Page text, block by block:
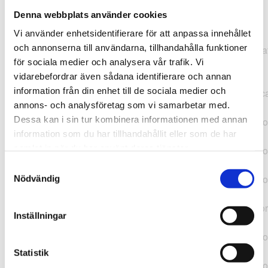
Denna webbplats använder cookies
Vi använder enhetsidentifierare för att anpassa innehållet
och annonserna till användarna, tillhandahålla funktioner
för sociala medier och analysera vår trafik. Vi
vidarebefordrar även sådana identifierare och annan
information från din enhet till de sociala medier och
annons- och analysföretag som vi samarbetar med.
Dessa kan i sin tur kombinera informationen med annan
information som du har tillhandahållit eller som de har
Nödvändig
Inställningar
Statistik
TypeError: "".concat(...).concat(...).replaceAll is not a
function at
https://webshop.pressbyran.se/_next/static/chunks/pages/
b1763451a2186f9e.js:1:11050 at Array.map
(<anonymous>) at K
(https://webshop.pressbyran.se/_next/static/chunks/pages/
b1763451a2186f9e.js:1:10836) at lk
(https://webshop.pressbyran.se/_next/static/chunks/
b241200379730ac0.js:1:129835) at i
(https://webshop.pressbyran.se/_next/static/chunks/
(https://webshop.pressbyran.se/_next/static/chunks/
https://webshop.pressbyran.se/_next/static/chunks/
b241200379730ac0.js:1:167872 at uI
(https://webshop.pressbyran.se/_next/static/chunks/
b241200379730ac0.js:1:167879) at uE
(https://webshop.pressbyran.se/_next/static/chunks/